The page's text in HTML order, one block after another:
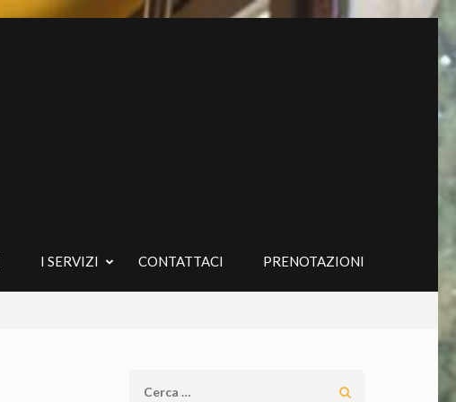
I SERVIZI CONTATTACI PRENOTAZIONI
Ricerca